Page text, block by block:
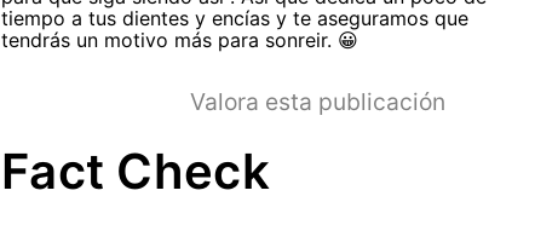
tiempo a tus dientes y encías y te aseguramos que
tendrás un motivo más para sonreir. 😀
Valora esta publicación
Fact Check